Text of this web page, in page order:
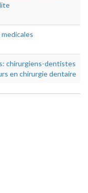
chirurgiens-dentistes
en chirurgie dentaire